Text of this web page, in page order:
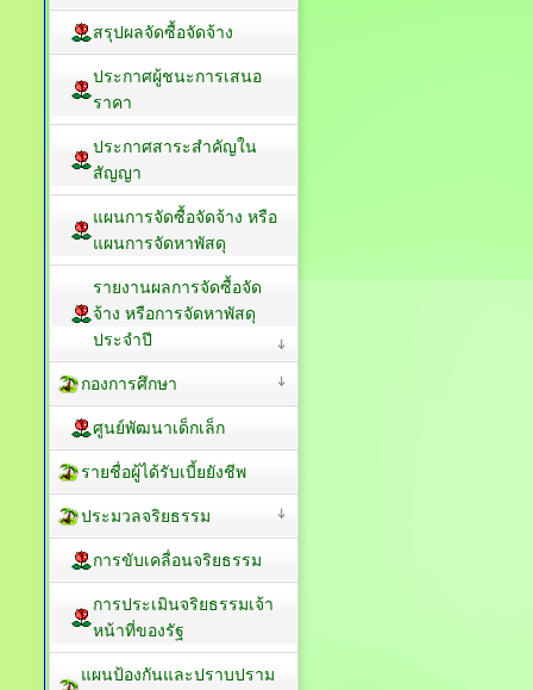
สรุปผลจัดซื้อจัดจ้าง
ประกาศผู้ชนะการเสนอ
ราคา
ประกาศสาระสำคัญใน
สัญญา
แผนการจัดซื้อจัดจ้าง หรือ
แผนการจัดหาพัสดุ
รายงานผลการจัดซื้อจัด
จ้าง หรือการจัดหาพัสดุ
ประจำปี
กองการศึกษา
ศูนย์พัฒนาเด็กเล็ก
รายชื่อผู้ได้รับเบี้ยยังชีพ
ประมวลจริยธรรม
การขับเคลื่อนจริยธรรม
การประเมินจริยธรรมเจ้า
หน้าที่ของรัฐ
แผนป้องกันและปราบปราม